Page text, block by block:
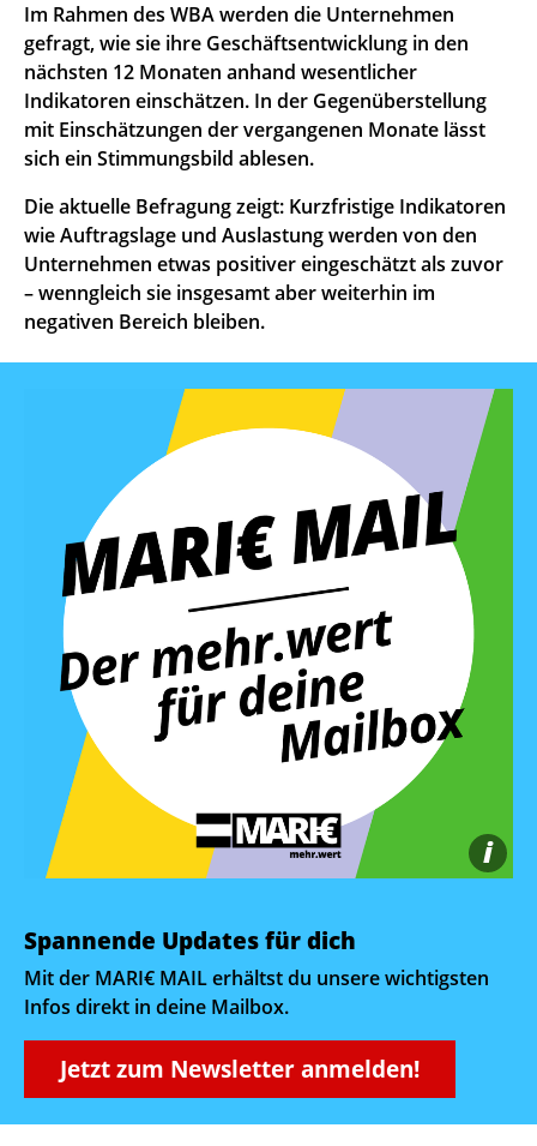
Im Rahmen des WBA werden die Unternehmen
gefragt, wie sie ihre Geschäftsentwicklung in den
nächsten 12 Monaten anhand wesentlicher
Indikatoren einschätzen. In der Gegenüberstellung
mit Einschätzungen der vergangenen Monate lässt
sich ein Stimmungsbild ablesen.
Die aktuelle Befragung zeigt: Kurzfristige Indikatoren
wie Auftragslage und Auslastung werden von den
Unternehmen etwas positiver eingeschätzt als zuvor
– wenngleich sie insgesamt aber weiterhin im
negativen Bereich bleiben.
i
Spannende Updates für dich
Mit der MARI€ MAIL erhältst du unsere wichtigsten
Infos direkt in deine Mailbox.
Jetzt zum Newsletter anmelden!